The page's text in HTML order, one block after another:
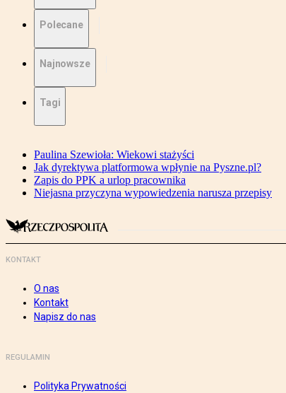
Polecane
Najnowsze
Tagi
Paulina Szewioła: Wiekowi stażyści
Jak dyrektywa platformowa wpłynie na Pyszne.pl?
Zapis do PPK a urlop pracownika
Niejasna przyczyna wypowiedzenia narusza przepisy
KONTAKT
O nas
Kontakt
Napisz do nas
REGULAMIN
Polityka Prywatności